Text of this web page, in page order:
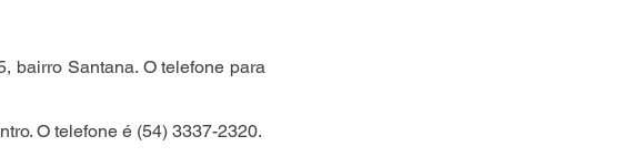
bairro Santana. O telefone para
O telefone é (54) 3337-2320.